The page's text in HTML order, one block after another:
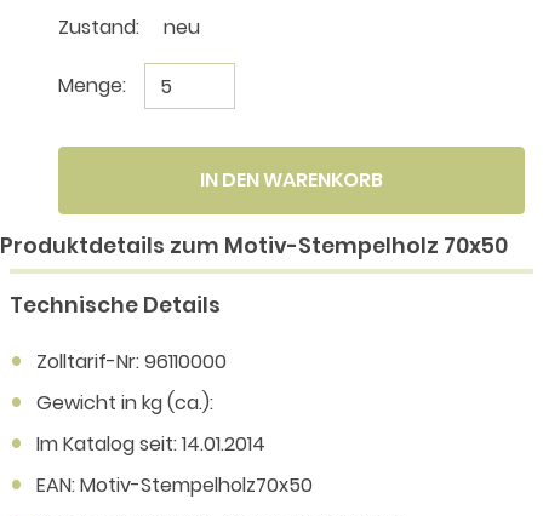
Zustand:
neu
Menge:
IN DEN WARENKORB
Produktdetails zum Motiv-Stempelholz 70x50
Technische Details
Zolltarif-Nr: 96110000
Gewicht in kg (ca.):
Im Katalog seit: 14.01.2014
EAN: Motiv-Stempelholz70x50